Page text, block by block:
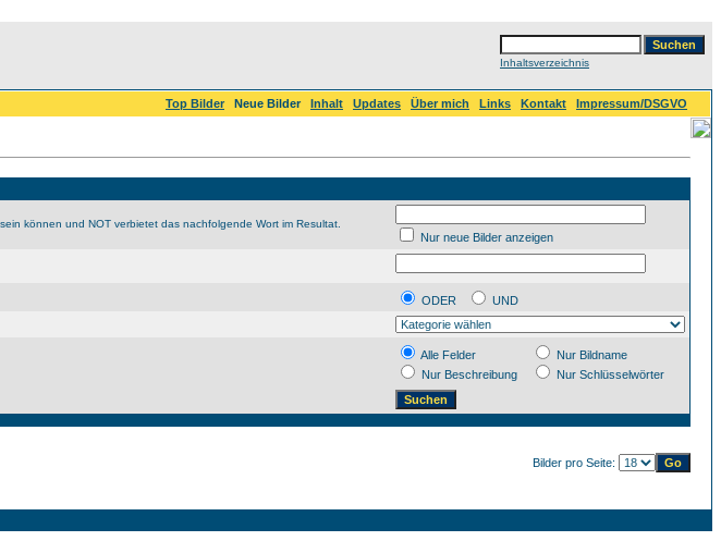
Inhaltsverzeichnis
Top Bilder Neue Bilder Inhalt Updates Über mich Links Kontakt
Impressum/DSGVO
können und NOT verbietet das nachfolgende Wort im Resultat.
Nur neue Bilder anzeigen
ODER
UND
Alle Felder
Nur Bildname
Nur Beschreibung
Nur Schlüsselwörter
Bilder pro Seite: